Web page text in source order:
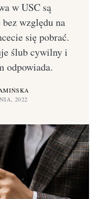
w USC są
względu na
się pobrać.
ślub cywilny i
odpowiada.
2022